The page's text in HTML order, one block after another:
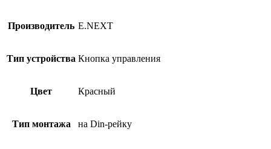
Производитель E.NEXT
Тип устройства Кнопка управления
Цвет Красный
Тип монтажа на Din-рейку